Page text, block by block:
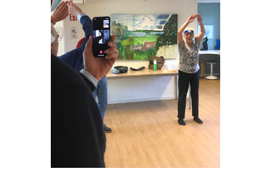
VRIJWILLIGERS & STAGIAIRES
CONTACT